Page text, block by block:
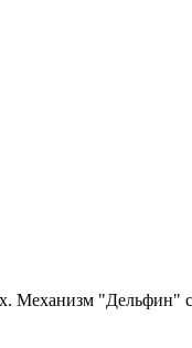
Механизм "Дельфин"